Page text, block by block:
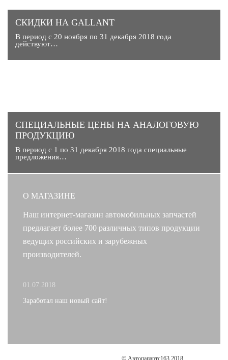
СКИДКИ НА GALLANT
В период с 20 ноября по 31 декабря 2018 года
действуют…
CПЕЦИАЛЬНЫЕ ЦЕНЫ НА АНАЛОГОВУЮ
ПРОДУКЦИЮ
В период с 1 по 31 декабря 2018 года специальные
предложения…
О МАГАЗИНЕ
Наш интернет-магазин автомобильных запчастей
предлагает более 700 различных типов продукции
ведущих российских и зарубежных
производителей.
01.07.2018
Заработал наш новый сайт!
© Автопапартс163 2018